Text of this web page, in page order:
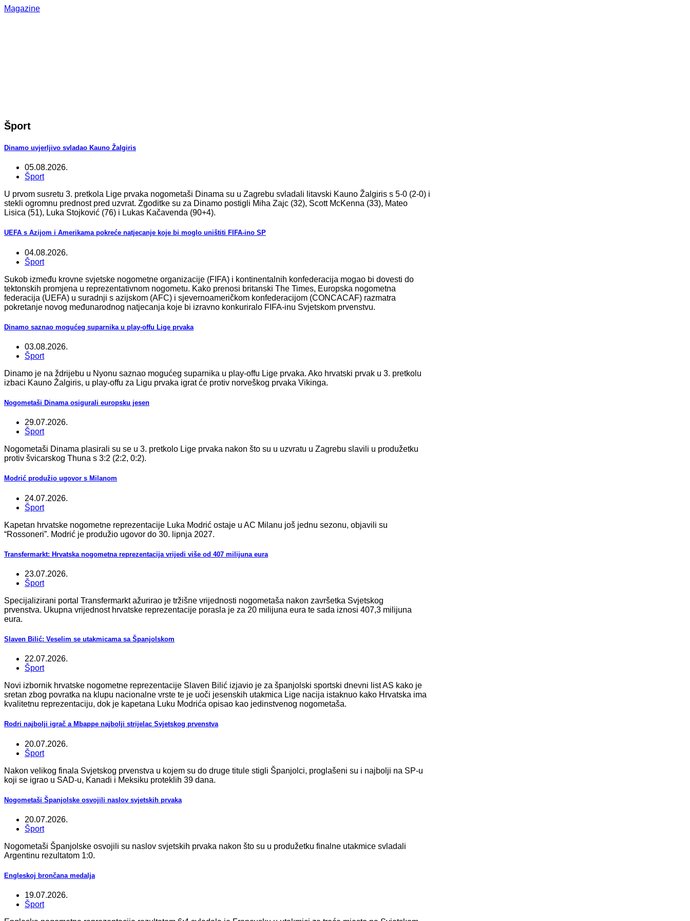
Magazine
Šport
Dinamo uvjerljivo svladao Kauno Žalgiris
05.08.2026.
Šport
U prvom susretu 3. pretkola Lige prvaka nogometaši Dinama su u Zagrebu svladali litavski Kauno Žalgiris s 5-0 (2-0) i
stekli ogromnu prednost pred uzvrat. Zgoditke su za Dinamo postigli Miha Zajc (32), Scott McKenna (33), Mateo
Lisica (51), Luka Stojković (76) i Lukas Kačavenda (90+4).
UEFA s Azijom i Amerikama pokreće natjecanje koje bi moglo uništiti FIFA-ino SP
04.08.2026.
Šport
Sukob između krovne svjetske nogometne organizacije (FIFA) i kontinentalnih konfederacija mogao bi dovesti do
tektonskih promjena u reprezentativnom nogometu. Kako prenosi britanski The Times, Europska nogometna
federacija (UEFA) u suradnji s azijskom (AFC) i sjevernoameričkom konfederacijom (CONCACAF) razmatra
pokretanje novog međunarodnog natjecanja koje bi izravno konkuriralo FIFA-inu Svjetskom prvenstvu.
Dinamo saznao mogućeg suparnika u play-offu Lige prvaka
03.08.2026.
Šport
Dinamo je na ždrijebu u Nyonu saznao mogućeg suparnika u play-offu Lige prvaka. Ako hrvatski prvak u 3. pretkolu
izbaci Kauno Žalgiris, u play-offu za Ligu prvaka igrat će protiv norveškog prvaka Vikinga.
Nogometaši Dinama osigurali europsku jesen
29.07.2026.
Šport
Nogometaši Dinama plasirali su se u 3. pretkolo Lige prvaka nakon što su u uzvratu u Zagrebu slavili u produžetku
protiv švicarskog Thuna s 3:2 (2:2, 0:2).
Modrić produžio ugovor s Milanom
24.07.2026.
Šport
Kapetan hrvatske nogometne reprezentacije Luka Modrić ostaje u AC Milanu još jednu sezonu, objavili su
“Rossoneri”. Modrić je produžio ugovor do 30. lipnja 2027.
Transfermarkt: Hrvatska nogometna reprezentacija vrijedi više od 407 milijuna eura
23.07.2026.
Šport
Specijalizirani portal Transfermarkt ažurirao je tržišne vrijednosti nogometaša nakon završetka Svjetskog
prvenstva. Ukupna vrijednost hrvatske reprezentacije porasla je za 20 milijuna eura te sada iznosi 407,3 milijuna
eura.
Slaven Bilić: Veselim se utakmicama sa Španjolskom
22.07.2026.
Šport
Novi izbornik hrvatske nogometne reprezentacije Slaven Bilić izjavio je za španjolski sportski dnevni list AS kako je
sretan zbog povratka na klupu nacionalne vrste te je uoči jesenskih utakmica Lige nacija istaknuo kako Hrvatska ima
kvalitetnu reprezentaciju, dok je kapetana Luku Modrića opisao kao jedinstvenog nogometaša.
Rodri najbolji igrač a Mbappe najbolji strijelac Svjetskog prvenstva
20.07.2026.
Šport
Nakon velikog finala Svjetskog prvenstva u kojem su do druge titule stigli Španjolci, proglašeni su i najbolji na SP-u
koji se igrao u SAD-u, Kanadi i Meksiku proteklih 39 dana.
Nogometaši Španjolske osvojili naslov svjetskih prvaka
20.07.2026.
Šport
Nogometaši Španjolske osvojili su naslov svjetskih prvaka nakon što su u produžetku finalne utakmice svladali
Argentinu rezultatom 1:0.
Engleskoj brončana medalja
19.07.2026.
Šport